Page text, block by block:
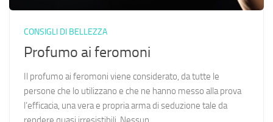
CONSIGLI DI BELLEZZA
Profumo ai feromoni
Il profumo ai feromoni viene considerato, da tutte le
persone che lo utilizzano e che ne hanno messo alla prova
l’efficacia, una vera e propria arma di seduzione tale da